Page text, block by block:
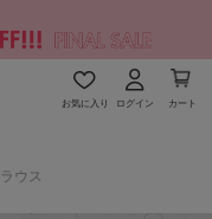
お気に入り ログイン カート
ウス